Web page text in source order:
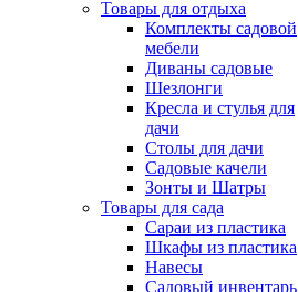
Товары для отдыха
Комплекты садовой
мебели
Диваны садовые
Шезлонги
Кресла и стулья для
дачи
Столы для дачи
Садовые качели
Зонты и Шатры
Товары для сада
Сараи из пластика
Шкафы из пластика
Навесы
Садовый инвентарь